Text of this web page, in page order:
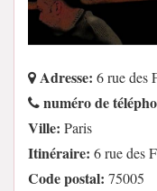
Adresse: 6 rue des
numéro de
Ville: Paris
Itinéraire: 6 rue des
Code postal: 75005